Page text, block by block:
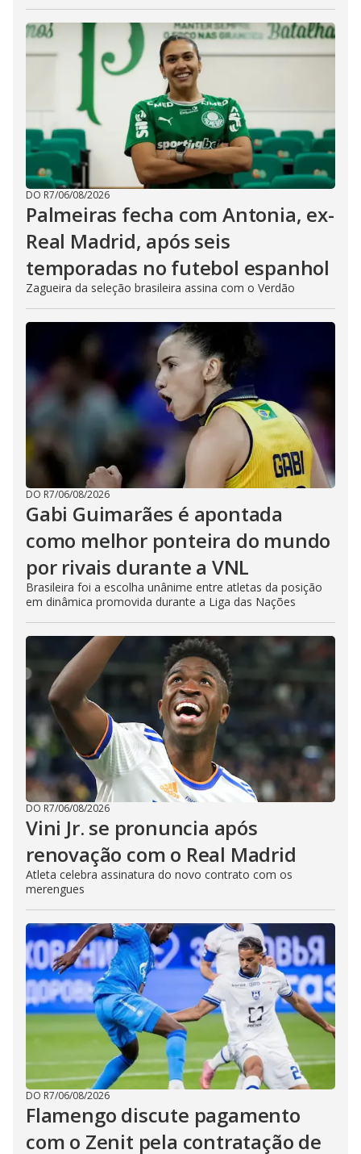
DO R7/06/08/2026
Palmeiras fecha com Antonia, ex-
Real Madrid, após seis
temporadas no futebol espanhol
Zagueira da seleção brasileira assina com o Verdão
DO R7/06/08/2026
Gabi Guimarães é apontada
como melhor ponteira do mundo
por rivais durante a VNL
Brasileira foi a escolha unânime entre atletas da posição
em dinâmica promovida durante a Liga das Nações
DO R7/06/08/2026
Vini Jr. se pronuncia após
renovação com o Real Madrid
Atleta celebra assinatura do novo contrato com os
merengues
DO R7/06/08/2026
Flamengo discute pagamento
com o Zenit pela contratação de